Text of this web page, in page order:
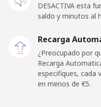
Paraguay
Línea fija ⁦3.9¢⁩
⁦6.5¢⁩
Peru
DESACTIVA esta
saldo y minutos al
Recarga
¿Preocupado por
Recarga
especifiques, cada
en menos de ⁦€5⁩.